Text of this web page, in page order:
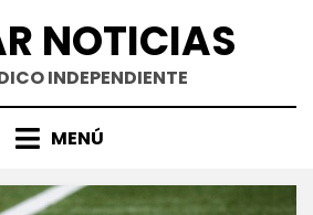
NOTICIAS
INDEPENDIENTE
MENÚ